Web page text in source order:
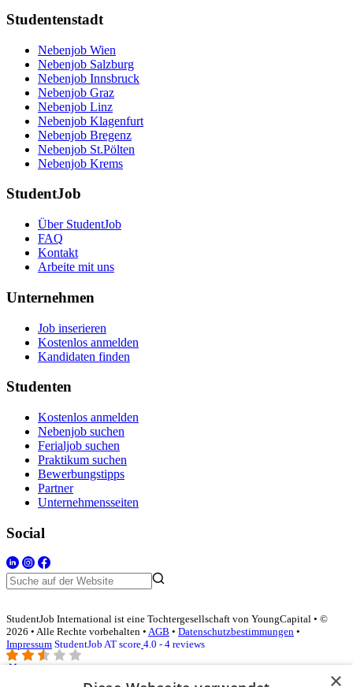
Studentenstadt
Nebenjob Wien
Nebenjob Salzburg
Nebenjob Innsbruck
Nebenjob Graz
Nebenjob Linz
Nebenjob Klagenfurt
Nebenjob Bregenz
Nebenjob St.Pölten
Nebenjob Krems
StudentJob
Über StudentJob
FAQ
Kontakt
Arbeite mit uns
Unternehmen
Job inserieren
Kostenlos anmelden
Kandidaten finden
Studenten
Kostenlos anmelden
Nebenjob suchen
Ferialjob suchen
Praktikum suchen
Bewerbungstipps
Partner
Unternehmensseiten
Social
StudentJob International ist eine Tochtergesellschaft von YoungCapital • ©
2026 • Alle Rechte vorbehalten • AGB • Datenschutzbestimmungen •
Impressum StudentJob AT score 4.0 - 4 reviews
×